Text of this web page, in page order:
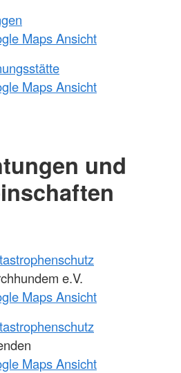
Maps Ansicht
Maps Ansicht
und
e.V.
Maps Ansicht
Maps Ansicht